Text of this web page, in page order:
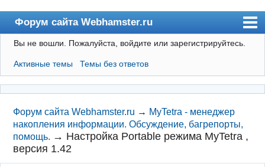
Форум сайта Webhamster.ru
Форум
Пользователи
Поиск
Регистрация
Вход
Webhamster.ru
Вы не вошли. Пожалуйста, войдите или зарегистрируйтесь.
Активные темы Темы без ответов
Форум сайта Webhamster.ru → MyTetra - менеджер
накопления информации. Обсуждение, багрепорты,
помощь. → Настройка Portable режима MyTetra ,
версия 1.42